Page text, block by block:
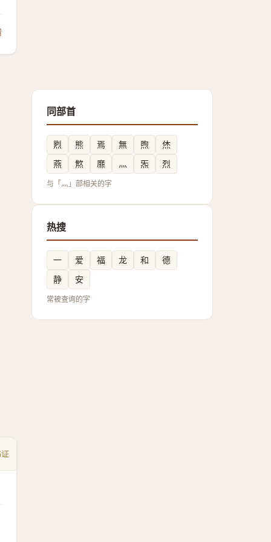
同部首
煭 熊 焉 無 煦
烋
燕
燞 爢 灬 炁 烈
与「灬」部相关的字
热搜
一 爱 福 龙 和
德
静
安
常被查询的字